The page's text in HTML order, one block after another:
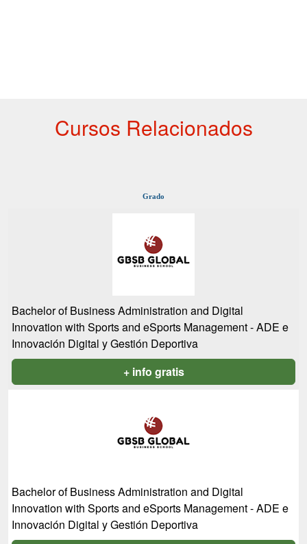
Cursos Relacionados
Grado
Bachelor of Business Administration and Digital
Innovation with Sports and eSports Management - ADE e
Innovación Digital y Gestión Deportiva
+ info gratis
Bachelor of Business Administration and Digital
Innovation with Sports and eSports Management - ADE e
Innovación Digital y Gestión Deportiva